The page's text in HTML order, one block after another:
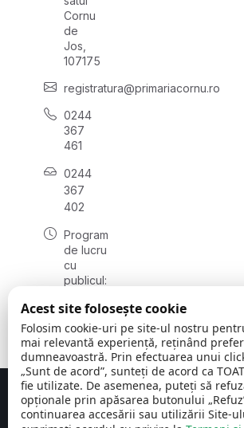
Cornu
de
Jos,
107175
registratura@primariacornu.ro
0244
367
461
0244
367
402
Program
de lucru
cu
publicul:
vineri
08:00 -
16:00
Concept realizat deBig Media Relații
Acest site folosește cookie
Folosim cookie-uri pe site-ul nostru
mai relevantă experiență, reținând
dumneavoastră. Prin efectuarea unui
„Sunt de acord”, sunteți de acord ca
fie utilizate. De asemenea, puteți să
opționale prin apăsarea butonului
continuarea accesării sau utilizării Site-